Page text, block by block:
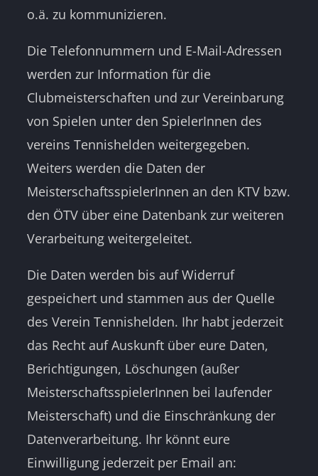
o.ä. zu kommunizieren.
Die Telefonnummern und E-Mail-Adressen
werden zur Information für die
Clubmeisterschaften und zur Vereinbarung
von Spielen unter den SpielerInnen des
vereins Tennishelden weitergegeben.
Weiters werden die Daten der
MeisterschaftsspielerInnen an den KTV bzw.
den ÖTV über eine Datenbank zur weiteren
Verarbeitung weitergeleitet.
Die Daten werden bis auf Widerruf
gespeichert und stammen aus der Quelle
des Verein Tennishelden. Ihr habt jederzeit
das Recht auf Auskunft über eure Daten,
Berichtigungen, Löschungen (außer
MeisterschaftsspielerInnen bei laufender
Meisterschaft) und die Einschränkung der
Datenverarbeitung. Ihr könnt eure
Einwilligung jederzeit per Email an: